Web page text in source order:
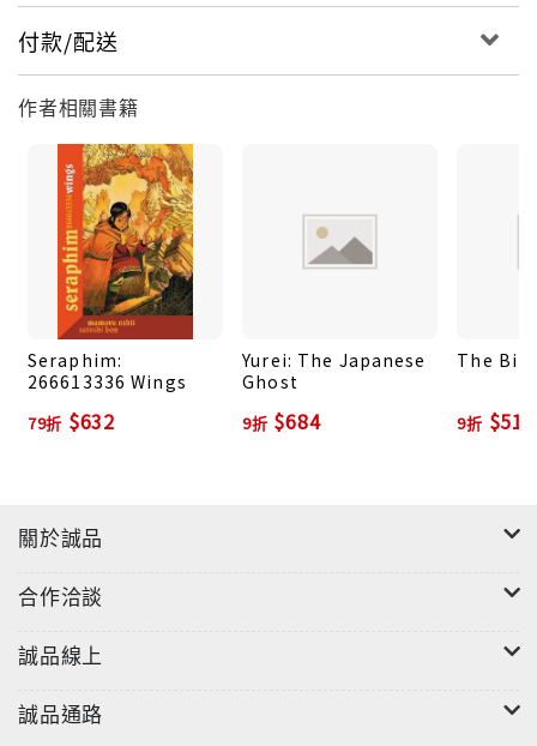
間傳說生物硬塞進了西方人的意識之中。像是《七夜怪
談》（1998）裡的山村貞子，或者《咒怨》（2003）裡
的佐伯伽耶子都有很多人模仿、諷刺、討論、控訴、欣
賞－－但西方觀眾卻沒有真正理解他們到底是什麼。他
們通常被稱作「日本鬼」，但這是誤解。他們不只是鬼
而已。
● 貞子的原型－－日本幽靈
物理學家兼哲學家理查．費曼（Richard Feynman）曾
說過：「你可以了解某種鳥在世上所有語言中的名稱，
但除了名稱外，對於該種鳥類你依舊一無所知。」鳥兒
如此，鬼魂亦然。把幽靈翻譯成「日本鬼」無法讓你了
解詳情，直接解釋為「幽暗的靈魂」甚至更糟。有些詞
彙含有特殊意義（被包裹於歷史、民間傳說及宗教之
以「leprechaun」這個字為例。它源自愛爾蘭文的
但事實不然。leprechaun是一種特定的生物，具有特
傳達的形象。只要一提到「leprechaun」，多數西方
人的腦袋裡便會出現一個開心地抱著金子、穿著綠色禮
服跳舞的小傢伙，或許會再加上一些願望和彩虹。然而
付款/配送
作者相關書籍
Seraphim:
266613336 Wings
79折 $632
Yurei: The Japanese
Ghost
9折 $684
The
9折 $513
關於誠品
合作洽談
誠品線上
誠品通路